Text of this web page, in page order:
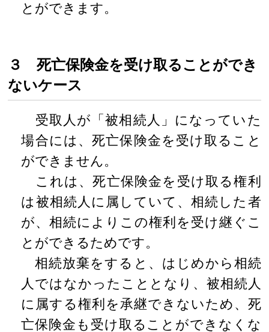
とができます。
３ 死亡保険金を受け取ることができ
ないケース
受取人が「被相続人」になっていた
場合には、死亡保険金を受け取ること
ができません。
これは、死亡保険金を受け取る権利
は被相続人に属していて、相続した者
が、相続によりこの権利を受け継ぐこ
とができるためです。
相続放棄をすると、はじめから相続
人ではなかったこととなり、被相続人
に属する権利を承継できないため、死
亡保険金も受け取ることができなくな